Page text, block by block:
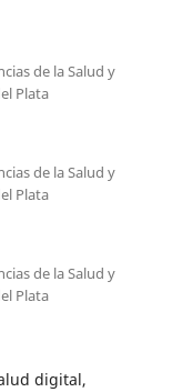
de la Salud y
Plata
de la Salud y
Plata
de la Salud y
Plata
digital,